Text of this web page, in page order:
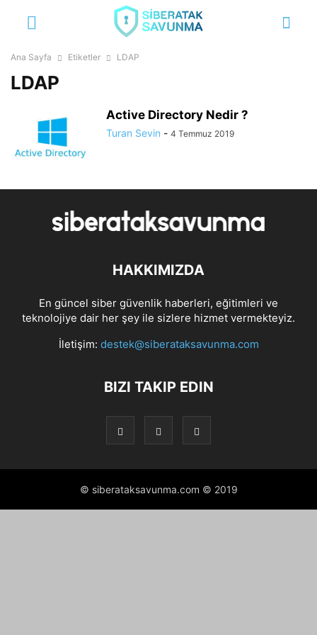
Ana Sayfa Etiketler LDAP
LDAP
Active Directory Nedir ?
Turan Sevin - 4 Temmuz 2019
HAKKIMIZDA
En güncel siber güvenlik haberleri, eğitimleri ve
teknolojiye dair her şey ile sizlere hizmet vermekteyiz.
İletişim: destek@siberataksavunma.com
BIZI TAKIP EDIN
© siberataksavunma.com © 2019